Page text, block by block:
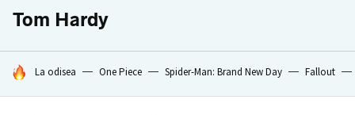
Tom Hardy
HOY SE HABLA DE
La odisea One Piece Spider-Man: Brand New Day Fallout